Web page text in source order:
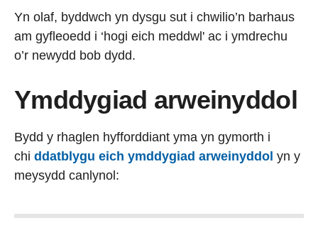
Yn olaf, byddwch yn dysgu sut i chwilio’n barhaus
am gyfleoedd i ‘hogi eich meddwl' ac i ymdrechu
o’r newydd bob dydd.
Ymddygiad arweinyddol
Bydd y rhaglen hyfforddiant yma yn gymorth i
chi ddatblygu eich ymddygiad arweinyddol yn y
meysydd canlynol: